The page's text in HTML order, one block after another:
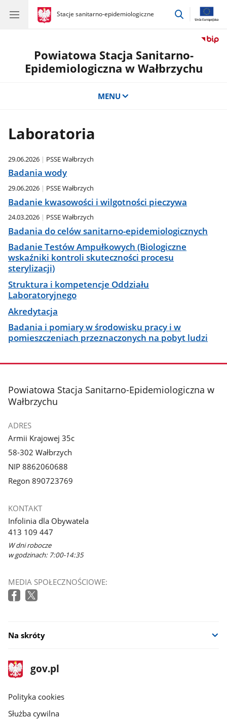
gov.pl
Stacje sanitarno-epidemiologiczne
gov.pl
Stacje
przejdź
Powiatowa Stacja Sanitarno-
Epidemiologiczna w Wałbrzychu
MENU
Laboratoria
29.06.2026 PSSE Wałbrzych
Badania wody
29.06.2026 PSSE Wałbrzych
Badanie kwasowości i wilgotności pieczywa
24.03.2026 PSSE Wałbrzych
Badania do celów sanitarno-epidemiologicznych
Badanie Testów Ampułkowych (Biologiczne
wskaźniki kontroli skuteczności procesu
sterylizacji)
Struktura i kompetencje Oddziału
Laboratoryjnego
Akredytacja
Badania i pomiary w środowisku pracy i w
pomieszczeniach przeznaczonych na pobyt ludzi
stopka
Powiatowa Stacja Sanitarno-Epidemiologiczna w
Wałbrzychu
ADRES
Armii Krajowej 35c
58-302 Wałbrzych
NIP 8862060688
Regon 890723769
KONTAKT
Infolinia dla Obywatela
413 109 447
W dni robocze
w godzinach: 7:00-14:35
MEDIA SPOŁECZNOŚCIOWE:
Na skróty
stopka
gov.pl
Strona
gov.pl
gov.pl
Polityka cookies
Służba cywilna